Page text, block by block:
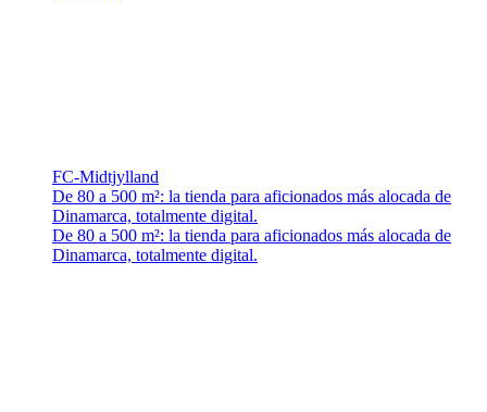
FC-Midtjylland
De 80 a 500 m²: la tienda para aficionados más alocada de
Dinamarca, totalmente digital.
De 80 a 500 m²: la tienda para aficionados más alocada de
Dinamarca, totalmente digital.